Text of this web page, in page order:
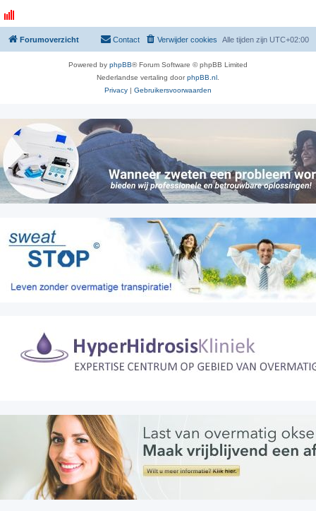
Forumoverzicht Alle tijden zijn UTC+02:00
Verwijder cookies
Contact
Powered by phpBB® Forum Software © phpBB Limited
Nederlandse vertaling doorphpBB.nl
Privacy | Gebruikersvoorwaarden